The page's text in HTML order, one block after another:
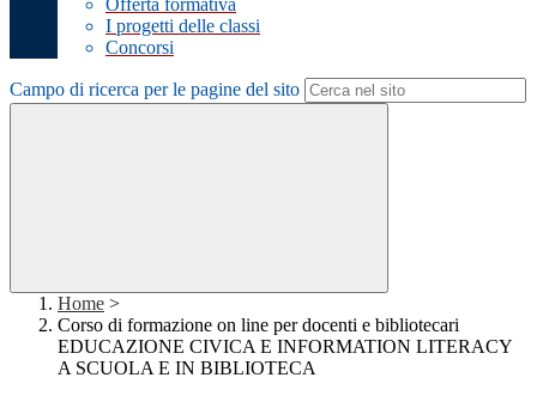
Offerta formativa
I progetti delle classi
Concorsi
Campo di ricerca per le pagine del sito
Home >
Corso di formazione on line per docenti e bibliotecari
EDUCAZIONE CIVICA E INFORMATION LITERACY
A SCUOLA E IN BIBLIOTECA